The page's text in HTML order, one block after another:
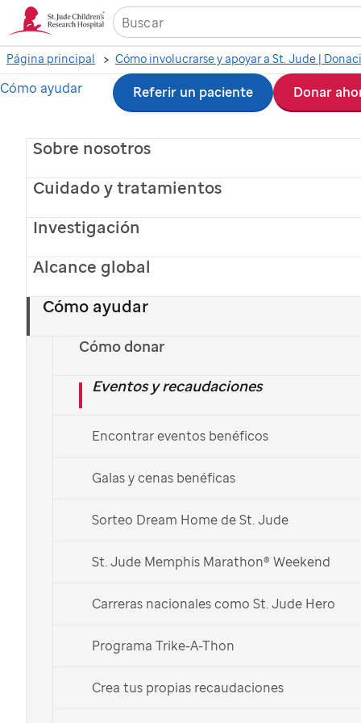
Ir
contenido
principal
Sobre nosotros
Cuidado y tratamientos
Investigación
Alcance global
Cómo ayudar
Cómo donar
Eventos y recaudaciones
Encontrar eventos benéficos
Galas y cenas benéficas
Sorteo Dream Home de St. Jude
St. Jude Memphis Marathon® Weekend
Carreras nacionales como St. Jude Hero
Programa Trike-A-Thon
Crea tus propias recaudaciones
Cómo ayudar Referir un paciente Donar
Página principal
Manténte en
contacto con
St. Jude
Inscríbete hoy mismo para recibir noticias y
adelantos de
o teléfono móvil.
Este sitio web está protegido por reCAPTCHA y se aplican la
Términos del Servicio